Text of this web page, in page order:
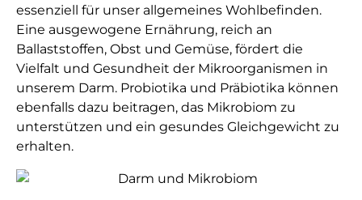
essenziell für unser allgemeines Wohlbefinden.
Eine ausgewogene Ernährung, reich an
Ballaststoffen, Obst und Gemüse, fördert die
Vielfalt und Gesundheit der Mikroorganismen in
unserem Darm. Probiotika und Präbiotika können
ebenfalls dazu beitragen, das Mikrobiom zu
unterstützen und ein gesundes Gleichgewicht zu
erhalten.